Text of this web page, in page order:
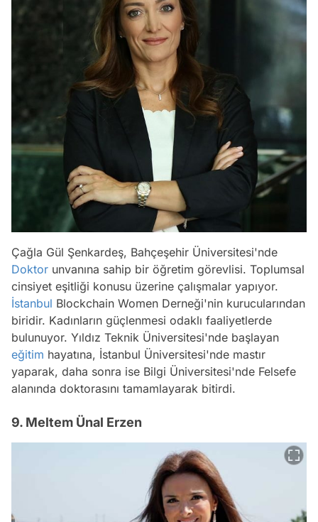
Çağla Gül Şenkardeş, Bahçeşehir Üniversitesi'nde
Doktor unvanına sahip bir öğretim görevlisi. Toplumsal
cinsiyet eşitliği konusu üzerine çalışmalar yapıyor.
İstanbul Blockchain Women Derneği'nin kurucularından
biridir. Kadınların güçlenmesi odaklı faaliyetlerde
bulunuyor. Yıldız Teknik Üniversitesi'nde başlayan
eğitim hayatına, İstanbul Üniversitesi'nde mastır
yaparak, daha sonra ise Bilgi Üniversitesi'nde Felsefe
alanında doktorasını tamamlayarak bitirdi.
9. Meltem Ünal Erzen